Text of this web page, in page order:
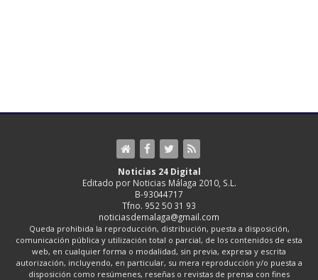
Noticias 24 Digital
Editado por Noticias Málaga 2010, S.L.
B-93044717
Tfno. 952 50 31 93
noticiasdemalaga@gmail.com
Queda prohibida la reproducción, distribución, puesta a disposición,
comunicación pública y utilización total o parcial, de los contenidos de esta
web, en cualquier forma o modalidad, sin previa, expresa y escrita
autorización, incluyendo, en particular, su mera reproducción y/o puesta a
disposición como resúmenes, reseñas o revistas de prensa con fines